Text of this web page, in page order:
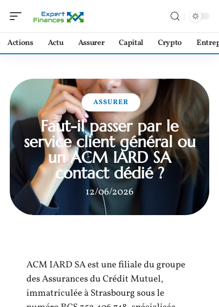
Actions Actu Assurer Capital Crypto
ASSURER
Faut-il passer par le
service client général ou
un ACM IARD SA
contact dédié ?
12/06/2026
ACM IARD SA est une filiale du groupe
des Assurances du Crédit Mutuel,
immatriculée à Strasbourg sous le